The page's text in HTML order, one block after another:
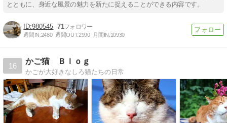
とともに、身近な風景の魅力を新たに捉えることができる内容です。
980545 71
週間IN:2480 週間OUT:2990 月間IN:10930
16
かご猫 Ｂｌｏｇ
かごが大好きなしろ猫たちの日常